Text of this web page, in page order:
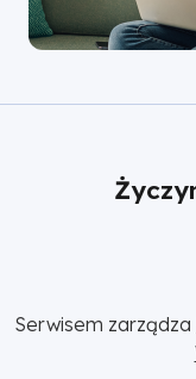
Serwisem zarządza